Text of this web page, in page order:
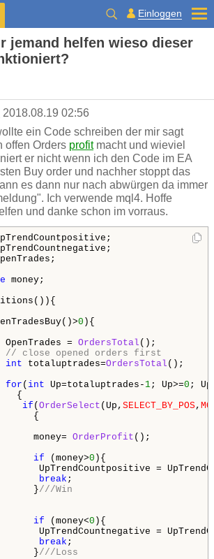
Einloggen
jemand helfen wieso dieser
2018.08.19 02:56
ein Code schreiben der mir sagt
offen Orders profitmacht und wieviel
er nicht wenn ich den Code im EA
Buy order und nachher stoppt das
es dann nur nach abwürgen da immer
Ich verwende mql4. Hoffe
und danke schon im vorraus.
money;
0 ){
= OrdersTotal ();
// close opened orders first
int totaluptrades=OrdersTotal ();
for ( int Up=totaluptrades- 1; Up>=0 ;
if ( OrderSelect (Up, SELECT_BY_POS,
OrderProfit ();
if (money>0 ){
=
break ;
///Win
if (money<0 ){
=
break ;
///Loss